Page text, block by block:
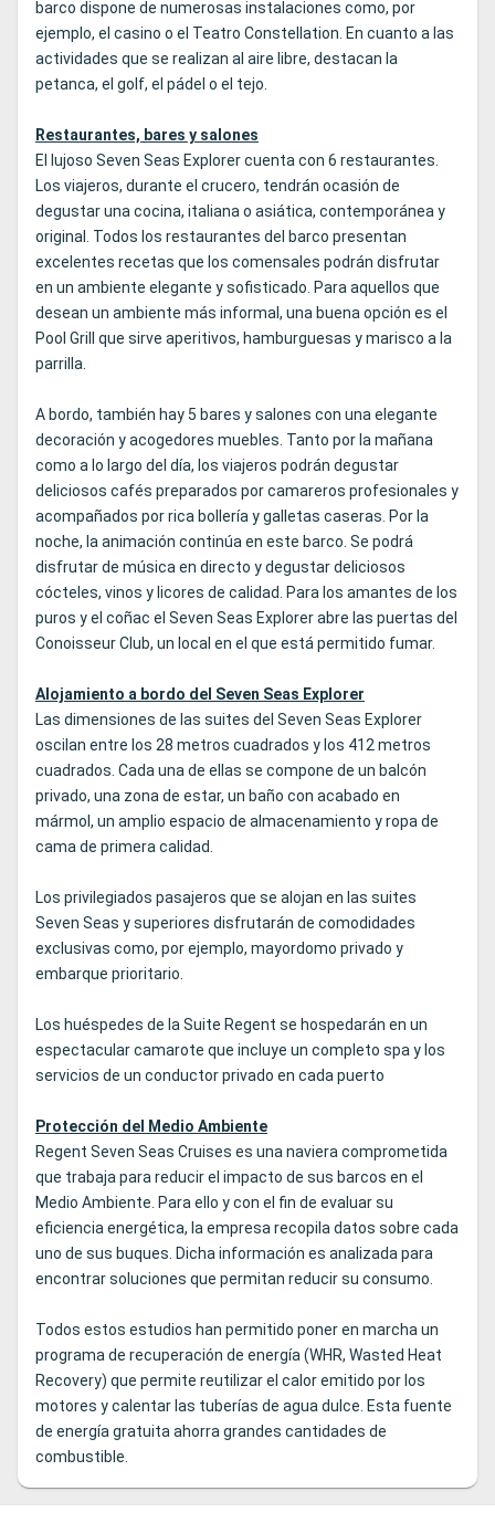
barco dispone de numerosas instalaciones como, por
ejemplo, el casino o el Teatro Constellation. En cuanto a las
actividades que se realizan al aire libre, destacan la
petanca, el golf, el pádel o el tejo.
Restaurantes, bares y salones
El lujoso Seven Seas Explorer cuenta con 6 restaurantes.
Los viajeros, durante el crucero, tendrán ocasión de
degustar una cocina, italiana o asiática, contemporánea y
original. Todos los restaurantes del barco presentan
excelentes recetas que los comensales podrán disfrutar
en un ambiente elegante y sofisticado. Para aquellos que
desean un ambiente más informal, una buena opción es el
Pool Grill que sirve aperitivos, hamburguesas y marisco a la
parrilla.
A bordo, también hay 5 bares y salones con una elegante
decoración y acogedores muebles. Tanto por la mañana
como a lo largo del día, los viajeros podrán degustar
deliciosos cafés preparados por camareros profesionales y
acompañados por rica bollería y galletas caseras. Por la
noche, la animación continúa en este barco. Se podrá
disfrutar de música en directo y degustar deliciosos
cócteles, vinos y licores de calidad. Para los amantes de los
puros y el coñac el Seven Seas Explorer abre las puertas del
Conoisseur Club, un local en el que está permitido fumar.
Alojamiento a bordo del Seven Seas Explorer
Las dimensiones de las suites del Seven Seas Explorer
oscilan entre los 28 metros cuadrados y los 412 metros
cuadrados. Cada una de ellas se compone de un balcón
privado, una zona de estar, un baño con acabado en
mármol, un amplio espacio de almacenamiento y ropa de
cama de primera calidad.
Los privilegiados pasajeros que se alojan en las suites
Seven Seas y superiores disfrutarán de comodidades
exclusivas como, por ejemplo, mayordomo privado y
embarque prioritario.
Los huéspedes de la Suite Regent se hospedarán en un
espectacular camarote que incluye un completo spa y los
servicios de un conductor privado en cada puerto
Protección del Medio Ambiente
Regent Seven Seas Cruises es una naviera comprometida
que trabaja para reducir el impacto de sus barcos en el
Medio Ambiente. Para ello y con el fin de evaluar su
eficiencia energética, la empresa recopila datos sobre cada
uno de sus buques. Dicha información es analizada para
encontrar soluciones que permitan reducir su consumo.
Todos estos estudios han permitido poner en marcha un
programa de recuperación de energía (WHR, Wasted Heat
Recovery) que permite reutilizar el calor emitido por los
motores y calentar las tuberías de agua dulce. Esta fuente
de energía gratuita ahorra grandes cantidades de
combustible.